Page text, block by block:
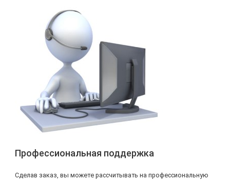
Профессиональная поддержка
Сделав заказ, вы можете рассчитывать на профессиональную